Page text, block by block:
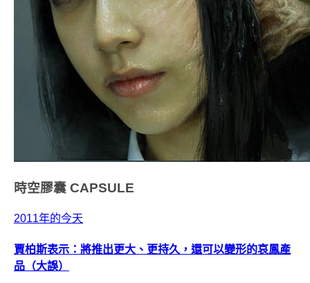
時空膠囊 CAPSULE
2011年的今天
賈柏斯表示：將推出更大、更持久，還可以變形的哀鳳產
品（大誤）